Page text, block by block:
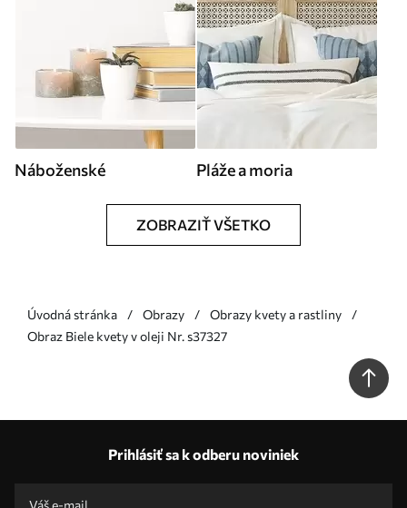
Náboženské Pláže a moria
ZOBRAZIŤ VŠETKO
Úvodná stránka Obrazy
Obrazy kvety a rastliny
Obraz Biele kvety v oleji Nr. s37327
Prihlásiť sa k odberu noviniek